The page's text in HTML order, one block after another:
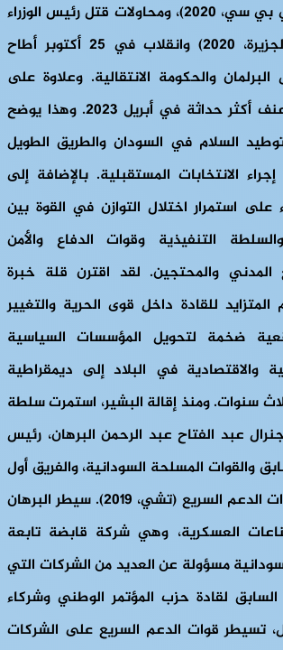
محاولات التمرد (بي بي سي، 2020)، ومحاولات قتل رئيس الوزراء
السابق حمدوك (الجزيرة، 2020) وانقلاب في 25 أكتوبر أطاح
والحكومة الانتقالية. وعلاوة على
ذلك، حدث اندلاع عنف أكثر حداثة في أبريل 2023. وهذا يوضح
السلام في السودان والطريق الطويل
الانتخابات المستقبلية. بالإضافة إلى
استمرار اختلال التوازن في القوة بين
التنفيذية وقوات الدفاع والأمن
المدني والمحتجين. لقد اقترن قلة خبرة
المتزايد للقادة داخل قوى الحرية والتغيير
ضخمة لتحويل المؤسسات السياسية
والاقتصادية في البلاد إلى ديمقراطية
سنوات. ومنذ إقالة البشير، استمرت سلطة
عبد الفتاح عبد الرحمن البرهان، رئيس
والقوات المسلحة السودانية، والفريق أول
حميدتي، رئيس قوات الدعم السريع (تشي، 2019). سيطر البرهان
العسكرية، وهي شركة قابضة تابعة
مسؤولة عن العديد من الشركات التي
لقادة حزب المؤتمر الوطني وشركاء
تسيطر قوات الدعم السريع على الشركات